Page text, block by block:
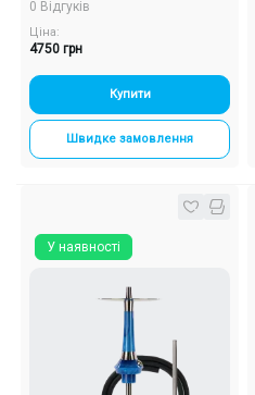
0 Відгуків
Ціна:
4750 грн
Купити
Швидке замовлення
У наявності